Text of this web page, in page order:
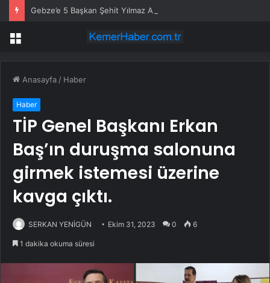
Gebze’e 5 Başkan Şehit Yılmaz Argon Caddesi’nde
Menü
Anasayfa / Haber
Haber
TİP Genel Başkanı Erkan
Baş’ın duruşma salonuna
girmek istemesi üzerine
kavga çıktı.
SERKAN YENİGÜN Ekim 31, 2023 0 6
1 dakika okuma süresi